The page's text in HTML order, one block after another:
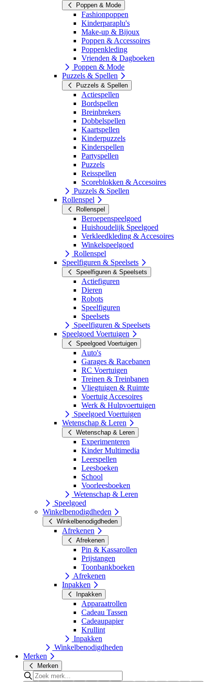
Poppen & Mode
Fashionpoppen
Kinderparaplu's
Make-up & Bijoux
Poppen & Accessoires
Poppenkleding
Vrienden & Dagboeken
Poppen & Mode
Puzzels & Spellen
Puzzels & Spellen
Actiespellen
Bordspellen
Breinbrekers
Dobbelspellen
Kaartspellen
Kinderpuzzels
Kinderspellen
Partyspellen
Puzzels
Reisspellen
Scoreblokken & Accesoires
Puzzels & Spellen
Rollenspel
Rollenspel
Beroepenspeelgoed
Huishoudelijk Speelgoed
Verkleedkleding & Accesoires
Winkelspeelgoed
Rollenspel
Speelfiguren & Speelsets
Speelfiguren & Speelsets
Actiefiguren
Dieren
Robots
Speelfiguren
Speelsets
Speelfiguren & Speelsets
Speelgoed Voertuigen
Speelgoed Voertuigen
Auto's
Garages & Racebanen
RC Voertuigen
Treinen & Treinbanen
Vliegtuigen & Ruimte
Voertuig Accesoires
Werk & Hulpvoertuigen
Speelgoed Voertuigen
Wetenschap & Leren
Wetenschap & Leren
Experimenteren
Kinder Multimedia
Leerspellen
Leesboeken
School
Voorleesboeken
Wetenschap & Leren
Speelgoed
Winkelbenodigdheden
Winkelbenodigdheden
Afrekenen
Afrekenen
Pin & Kassarollen
Prijstangen
Toonbankboeken
Afrekenen
Inpakken
Inpakken
Apparaatrollen
Cadeau Tassen
Cadeaupapier
Krullint
Inpakken
Winkelbenodigdheden
Merken
Merken